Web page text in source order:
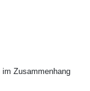
Zusammenhang